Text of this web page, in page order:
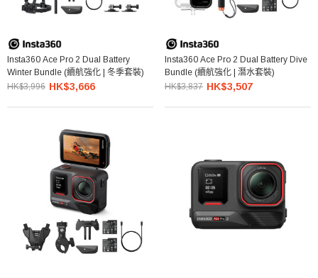
Insta360 Ace Pro 2 Dual Battery
Winter Bundle (續航強化 | 冬季套裝)
HK$3,996 HK$3,666
Insta360 Ace Pro 2 Dual Battery Dive
Bundle (續航強化 | 潛水套裝)
HK$3,837 HK$3,507